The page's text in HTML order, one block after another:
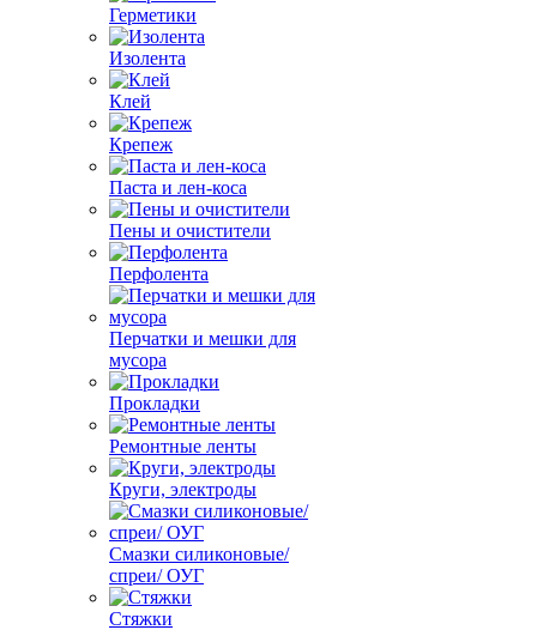
Герметики
Изолента
Клей
Крепеж
Паста и лен-коса
Пены и очистители
Перфолента
Перчатки и мешки для
мусора
Прокладки
Ремонтные ленты
Круги, электроды
Смазки силиконовые/
спреи/ ОУГ
Стяжки